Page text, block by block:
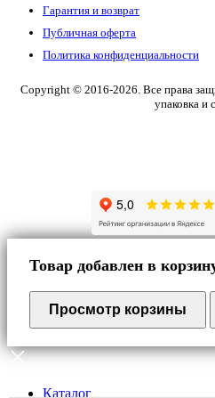
Гарантия и возврат
Публичная оферта
Политика конфиденциальности
Copyright © 2016-2026. Все права
упаковка и
Товар добавлен в
Просмотр корзины
Каталог